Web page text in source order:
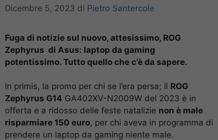
Dicembre 5, 2023 di Pietro Santercole
Fuga di notizie sul nuovo, attesissimo, ROG
Zephyrus di Asus: laptop da gaming
potentissimo. Tutto quello che c’è da sapere.
In primis, la promo per chi se l’era persa; il ROG
Zephyrus G14 GA402XV-N2009W del 2023 è in
offerta e a ridosso delle feste natalizie non è male
risparmiare 150 euro, per chi aveva in programma di
prendere un laptop da gaming niente male.